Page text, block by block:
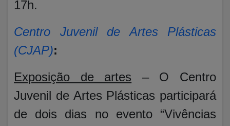
17h.
Centro Juvenil de Artes Plásticas
(CJAP):
Exposição de artes – O Centro
Juvenil de Artes Plásticas participará
de dois dias no evento “Vivências